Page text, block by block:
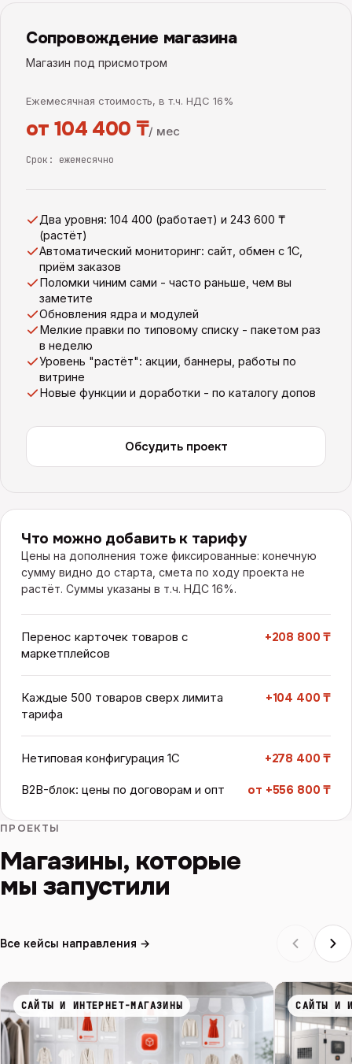
Сопровождение магазина
Магазин под присмотром
Ежемесячная стоимость, в т.ч. НДС 16%
от 104 400 ₸/ мес
Срок: ежемесячно
Два уровня: 104 400 (работает) и 243 600 ₸
(растёт)
Автоматический мониторинг: сайт, обмен с 1С,
приём заказов
Поломки чиним сами - часто раньше, чем вы
заметите
Обновления ядра и модулей
Мелкие правки по типовому списку - пакетом раз
в неделю
Уровень "растёт": акции, баннеры, работы по
витрине
Новые функции и доработки - по каталогу допов
Обсудить проект
Что можно добавить к тарифу
Цены на дополнения тоже фиксированные: конечную
сумму видно до старта, смета по ходу проекта не
растёт. Суммы указаны в т.ч. НДС 16%.
Перенос карточек товаров с
маркетплейсов
+208 800 ₸
Каждые 500 товаров сверх лимита
тарифа
+104 400 ₸
Нетиповая конфигурация 1С +278 400 ₸
B2B-блок: цены по договорам и опт от +556 800 ₸
ПРОЕКТЫ
Магазины, которые
мы запустили
Все кейсы направления →
САЙТЫ И ИНТЕРНЕТ-МАГАЗИНЫ САЙТЫ И